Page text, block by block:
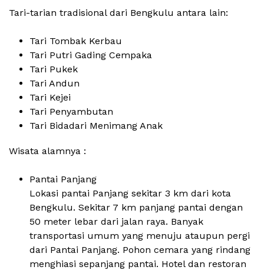
Tari-tarian tradisional dari Bengkulu antara lain:
Tari Tombak Kerbau
Tari Putri Gading Cempaka
Tari Pukek
Tari Andun
Tari Kejei
Tari Penyambutan
Tari Bidadari Menimang Anak
Wisata alamnya :
Pantai Panjang
Lokasi pantai Panjang sekitar 3 km dari kota
Bengkulu. Sekitar 7 km panjang pantai dengan
50 meter lebar dari jalan raya. Banyak
transportasi umum yang menuju ataupun pergi
dari Pantai Panjang. Pohon cemara yang rindang
menghiasi sepanjang pantai. Hotel dan restoran